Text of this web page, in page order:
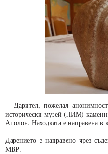
Дарител, пожелал
исторически музей (НИМ)
Аполон. Находката е направена в
Дарението е направено чрез
МВР.